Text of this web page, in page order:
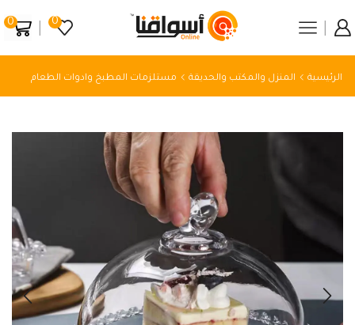
0
0
الرئيسية المنزل والمكتب والحديقة مستلزمات المطبخ وادوات الطعام